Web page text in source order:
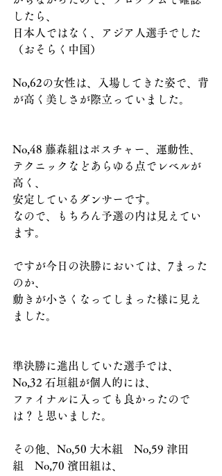
したら、
日本人ではなく、アジア人選手でした
（おそらく中国）
No,62の女性は、入場してきた姿で、背
が高く美しさが際立っていました。
No,48 藤森組はポスチャー、運動性、
テクニックなどあらゆる点でレベルが
高く、
安定しているダンサーです。
なので、もちろん予選の内は見えてい
ます。
ですが今日の決勝においては、7まった
のか、
動きが小さくなってしまった様に見え
ました。
準決勝に進出していた選手では、
No,32 石垣組が個人的には、
ファイナルに入っても良かったので
は？と思いました。
その他、No,50 大木組　No,59 津田
組　No,70 濱田組は、